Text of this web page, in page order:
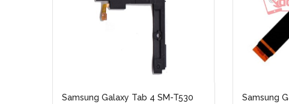
Samsung Galaxy Tab 4 SM-T530
Samsung